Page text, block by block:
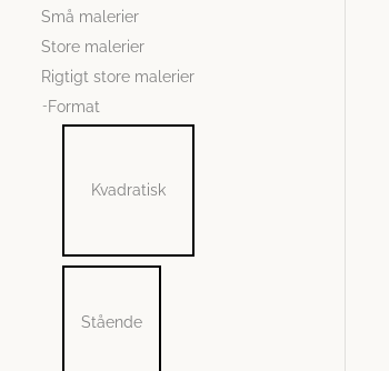
Små malerier
Store malerier
Rigtigt store malerier
Format
Kvadratisk
Stående